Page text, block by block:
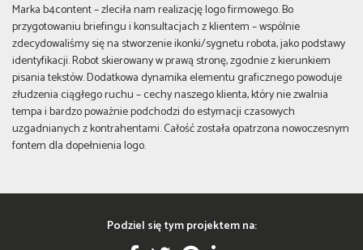
Marka b4content – zleciła nam realizację logo firmowego. Bo
przygotowaniu briefingu i konsultacjach z klientem – wspólnie
zdecydowaliśmy się na stworzenie ikonki/sygnetu robota, jako podstawy
identyfikacji. Robot skierowany w prawą stronę, zgodnie z kierunkiem
pisania tekstów. Dodatkowa dynamika elementu graficznego powoduje
złudzenia ciągłego ruchu – cechy naszego klienta, który nie zwalnia
tempa i bardzo poważnie podchodzi do estymacji czasowych
uzgadnianych z kontrahentami. Całość została opatrzona nowoczesnym
fontem dla dopełnienia logo.
Podziel się tym projektem na: